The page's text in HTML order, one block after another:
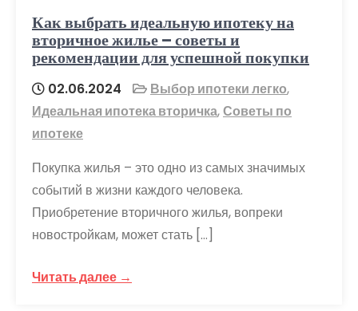
Как выбрать идеальную ипотеку на
вторичное жилье – советы и
рекомендации для успешной покупки
02.06.2024 Выбор ипотеки легко,
Идеальная ипотека вторичка,Советы по
ипотеке
Покупка жилья – это одно из самых значимых
событий в жизни каждого человека.
Приобретение вторичного жилья, вопреки
новостройкам, может стать […]
Читать далее →